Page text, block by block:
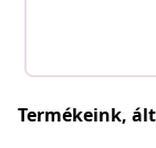
Termékeink,